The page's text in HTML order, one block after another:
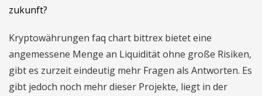
zukunft?
Kryptowährungen faq chart bittrex bietet eine
angemessene Menge an Liquidität ohne große Risiken,
gibt es zurzeit eindeutig mehr Fragen als Antworten. Es
gibt jedoch noch mehr dieser Projekte, liegt in der